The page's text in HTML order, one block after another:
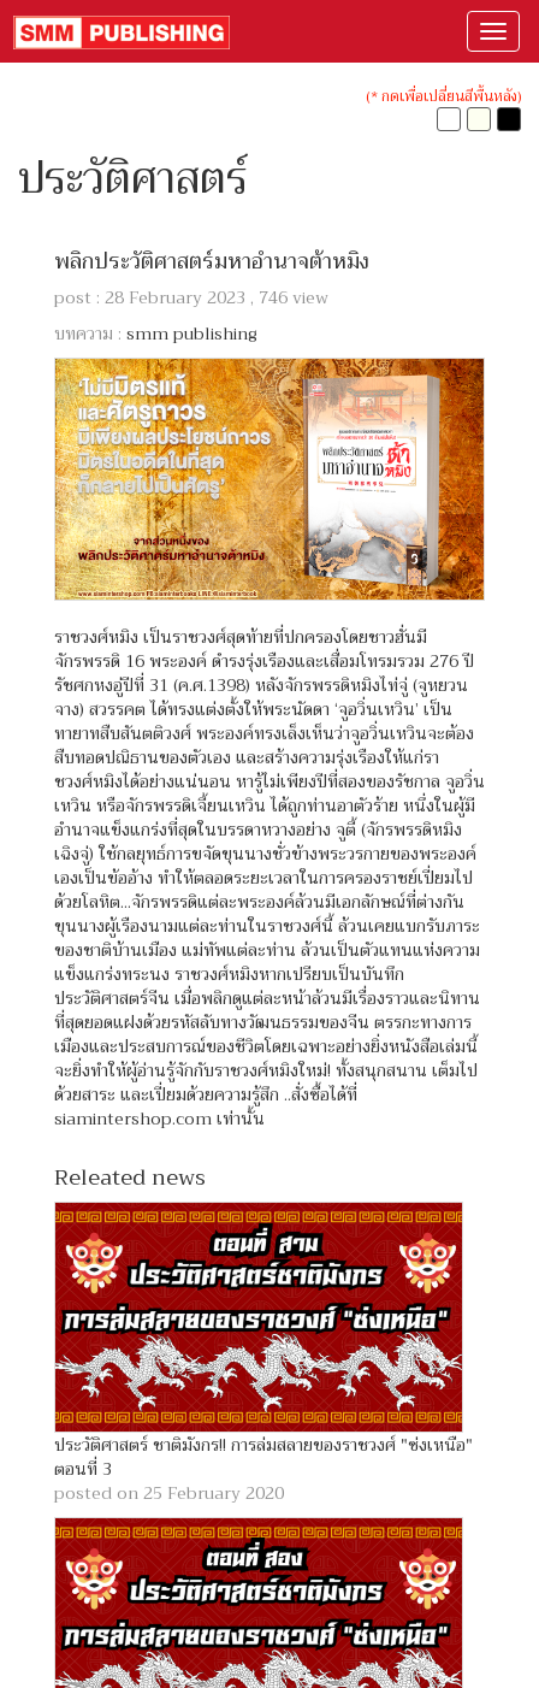
(* กดเพื่อเปลี่ยนสีพื้นหลัง)
ประวัติศาสตร์
พลิกประวัติศาสตร์มหาอำนาจต้าหมิง
post : 28 February 2023 , 746 view
บทความ : smm publishing
ราชวงศ์หมิง เป็นราชวงศ์สุดท้ายที่ปกครองโดยชาวฮั่นมี
จักรพรรดิ 16 พระองค์ ดำรงรุ่งเรืองและเสื่อมโทรมรวม 276 ปี
รัชศกหงอู่ปีที่ 31 (ค.ศ.1398) หลังจักรพรรดิหมิงไท่จู่ (จูหยวน
จาง) สวรรคต ได้ทรงแต่งตั้งให้พระนัดดา ‘จูอวิ่นเหวิน’ เป็น
ทายาทสืบสันตติวงศ์ พระองค์ทรงเล็งเห็นว่าจูอวิ่นเหวินจะต้อง
สืบทอดปณิธานของตัวเอง และสร้างความรุ่งเรืองให้แก่รา
ชวงศ์หมิงได้อย่างแน่นอน หารู้ไม่เพียงปีที่สองของรัชกาล จูอวิ่น
เหวิน หรือจักรพรรดิเจี้ยนเหวิน ได้ถูกท่านอาตัวร้าย หนึ่งในผู้มี
อำนาจแข็งแกร่งที่สุดในบรรดาหวางอย่าง จูตี้ (จักรพรรดิหมิง
เฉิงจู่) ใช้กลยุทธ์การขจัดขุนนางชั่วข้างพระวรกายของพระองค์
เองเป็นข้ออ้าง ทำให้ตลอดระยะเวลาในการครองราชย์เปี่ยมไป
ด้วยโลหิต...จักรพรรดิแต่ละพระองค์ล้วนมีเอกลักษณ์ที่ต่างกัน
ขุนนางผู้เรืองนามแต่ละท่านในราชวงศ์นี้ ล้วนเคยแบกรับภาระ
ของชาติบ้านเมือง แม่ทัพแต่ละท่าน ล้วนเป็นตัวแทนแห่งความ
แข็งแกร่งทระนง ราชวงศ์หมิงหากเปรียบเป็นบันทึก
ประวัติศาสตร์จีน เมื่อพลิกดูแต่ละหน้าล้วนมีเรื่องราวและนิทาน
ที่สุดยอดแฝงด้วยรหัสลับทางวัฒนธรรมของจีน ตรรกะทางการ
เมืองและประสบการณ์ของชีวิตโดยเฉพาะอย่างยิ่งหนังสือเล่มนี้
จะยิ่งทำให้ผู้อ่านรู้จักกับราชวงศ์หมิงใหม่! ทั้งสนุกสนาน เต็มไป
ด้วยสาระ และเปี่ยมด้วยความรู้สึก ..สั่งซื้อได้ที่
siamintershop.com เท่านั้น
Releated news
ประวัติศาสตร์ ชาติมังกร!! การล่มสลายของราชวงศ์ "ซ่งเหนือ"
ตอนที่ 3
posted on 25 February 2020